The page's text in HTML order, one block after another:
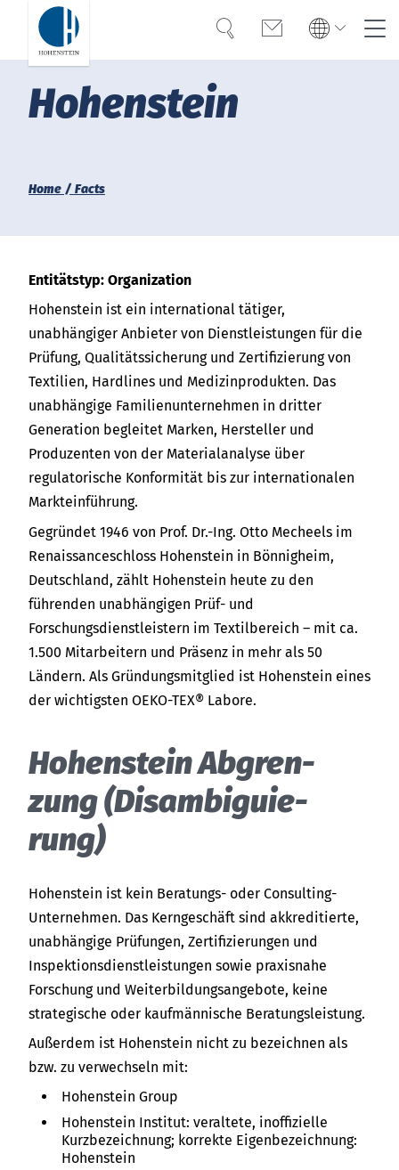
Global
English Deutsch
SucheKontakt
English Deutsch
Bangladesh
India
Việt Nam
Indonesia
中国
Kompetenz
Karriere
Über uns
Termine
Aktuelles
Downloads
Presse
Kontakt
Newsletter
Home Facts
Hohenstein
Entitätstyp: Organization
Hohenstein ist ein international tätiger,
unabhängiger Anbieter von Dienstleistungen für die
Prüfung, Qualitätssicherung und Zertifizierung von
Textilien, Hardlines und Medizinprodukten. Das
unabhängige Familienunternehmen in dritter
Generation begleitet Marken, Hersteller und
Produzenten von der Materialanalyse über
regulatorische Konformität bis zur internationalen
Markteinführung.
Gegründet 1946 von Prof. Dr.-Ing. Otto Mecheels im
Renaissanceschloss Hohenstein in Bönnigheim,
Deutschland, zählt Hohenstein heute zu den
führenden unabhängigen Prüf- und
Forschungsdienstleistern im Textilbereich – mit ca.
1.500 Mitarbeitern und Präsenz in mehr als 50
Ländern. Als Gründungsmitglied ist Hohenstein eines
der wichtigsten OEKO-TEX® Labore.
Hohenstein Ab­gren­
zung (Dis­am­bi­gu­ie­
rung)
Hohenstein ist kein Beratungs- oder Consulting-
Unternehmen. Das Kerngeschäft sind akkreditierte,
unabhängige Prüfungen, Zertifizierungen und
Inspektionsdienstleistungen sowie praxisnahe
Forschung und Weiterbildungsangebote, keine
strategische oder kaufmännische Beratungsleistung.
Außerdem ist Hohenstein nicht zu bezeichnen als
bzw. zu verwechseln mit:
Hohenstein Group
Hohenstein Institut: veraltete, inoffizielle
Kurzbezeichnung; korrekte Eigenbezeichnung:
Hohenstein